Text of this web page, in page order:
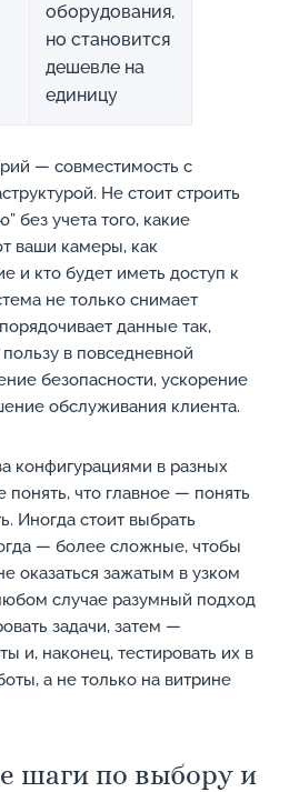
оборудования,
но становится
дешевле на
единицу
— совместимость с
Не стоит строить
без учета того, какие
ваши камеры, как
и кто будет иметь доступ к
не только снимает
данные так,
в повседневной
безопасности, ускорение
обслуживания клиента.
конфигурациями в разных
понять, что главное — понять
Иногда стоит выбрать
— более сложные, чтобы
оказаться зажатым в узком
случае разумный подход
задачи, затем —
и, наконец, тестировать их в
а не только на витрине
шаги по выбору и